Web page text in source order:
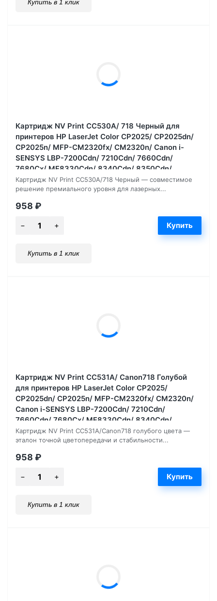
Купить в 1 клик
Картридж NV Print CC530A/ 718 Черный для
принтеров HP LaserJet Color CP2025/ CP2025dn/
CP2025n/ MFP-CM2320fx/ CM2320n/ Canon i-
SENSYS LBP-7200Cdn/ 7210Cdn/ 7660Cdn/
7680Cх/ MF8330Cdn/ 8340Cdn/ 8350Cdn/
8360Cdn/ 838, 3500 страниц
Картридж NV Print CC530A/718 Черный — совместимое
решение премиального уровня для лазерных...
958 ₽
Купить в 1 клик
Картридж NV Print CC531A/ Canon718 Голубой
для принтеров HP LaserJet Color CP2025/
CP2025dn/ CP2025n/ MFP-CM2320fx/ CM2320n/
Canon i-SENSYS LBP-7200Cdn/ 7210Cdn/
7660Cdn/ 7680Cх/ MF8330Cdn/ 8340Cdn/
8350Cdn/ 8360Cdn/ 838, 2800 страниц
Картридж NV Print CC531A/Canon718 голубого цвета —
эталон точной цветопередачи и стабильности...
958 ₽
Купить в 1 клик